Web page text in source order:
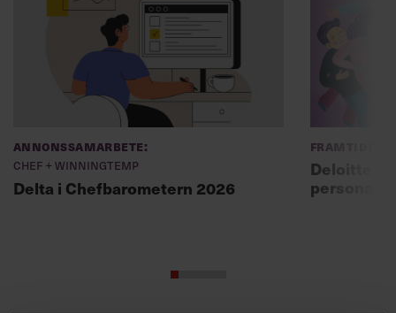
Annonssamarbete:
Chef + Winningtemp
Delta i Chefbarometern 2026
Deloitte:
personal